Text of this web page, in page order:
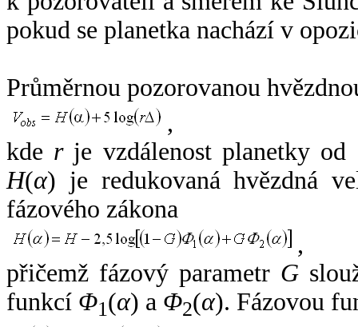
pokud se planetka nachází v
Průměrnou pozorovanou
,
kde rje vzdálenost planetky od
H(α) je redukovaná hvězdná
fázového zákona
,
přičemž fázový parametr G
funkcí Φ1(α) a Φ2(α). Fázovou